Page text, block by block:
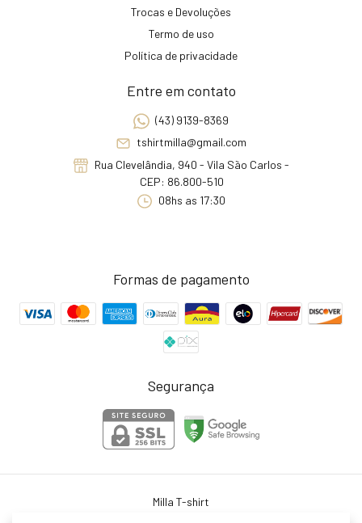
Trocas e Devoluções
Termo de uso
Política de privacidade
Entre em contato
(43) 9139-8369
tshirtmilla@gmail.com
Rua Clevelândia, 940 - Vila São Carlos -
CEP: 86.800-510
08hs as 17:30
Formas de pagamento
Segurança
Milla T-shirt